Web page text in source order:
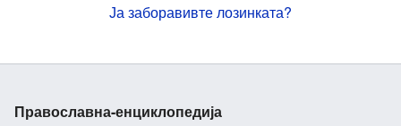
Ја заборавивте лозинката?
Православна-енциклопедија